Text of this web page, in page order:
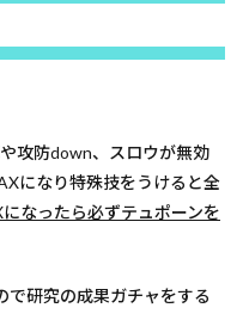
攻防down、スロウが無効
になり特殊技をうけると全
なったら必ずテュポーンを
で研究の成果ガチャをする